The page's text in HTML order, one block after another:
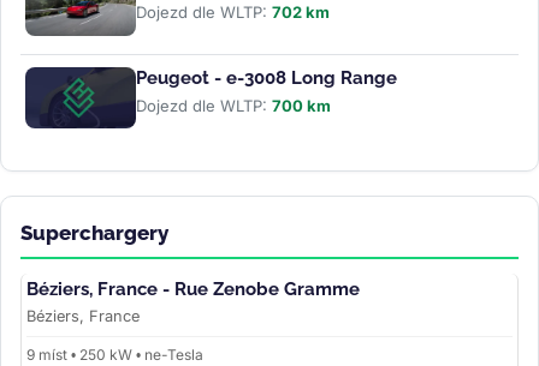
Dojezd dle WLTP: 702 km
Peugeot - e-3008 Long Range
Dojezd dle WLTP: 700 km
Superchargery
Béziers, France - Rue Zenobe Gramme
Béziers, France
9 míst • 250 kW • ne-Tesla